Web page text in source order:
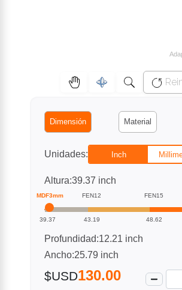
Dimensión Material
Unidades: Inch
Altura:39.37 inch
MDF3mm FEN12 FEN15
39.37 43.19 48.62
Profundidad:12.21 inch
Ancho:25.79 inch
$USD130.00